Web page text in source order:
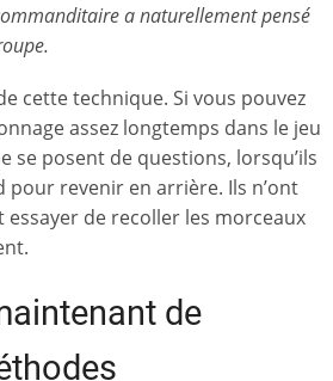
a naturellement pensé
cette technique. Si vous pouvez
assez longtemps dans le jeu
se posent de questions, lorsqu’ils
revenir en arrière. Ils n’ont
essayer de recoller les morceaux
de